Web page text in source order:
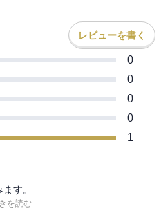
レビューを書く
0
0
0
0
1
す。
スによる円安傾向が顕著だが、
を読む